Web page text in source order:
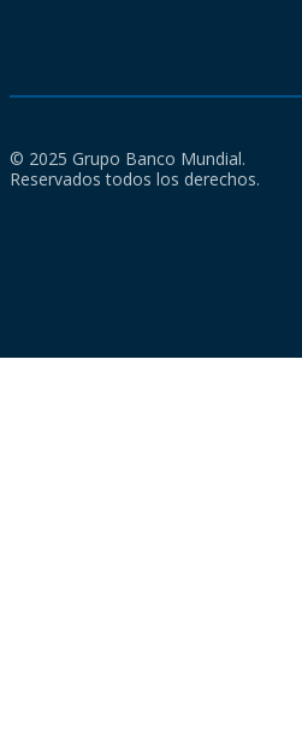
© 2025 Grupo Banco Mundial.
Reservados todos los derechos.